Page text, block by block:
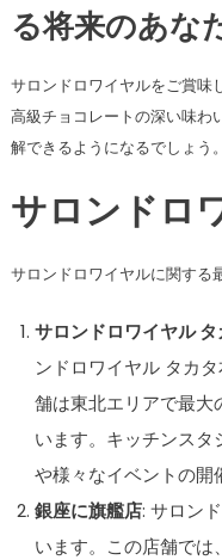
る将来のあな
サロンドロワイヤルをご賞味
高級チョコレートの深い味わ
解できるようになるでしょう。
サロンドロ
サロンドロワイヤルに関する
サロンドロワイヤル
ンドロワイヤル タカ
舗は東北エリアで最大
います。キッチンス
や様々なイベントの開
銀座に旗艦店: サロン
います。この店舗では